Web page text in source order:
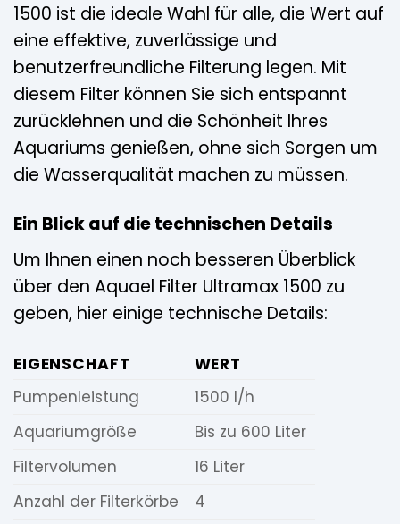
1500 ist die ideale Wahl für alle, die Wert auf
eine effektive, zuverlässige und
benutzerfreundliche Filterung legen. Mit
diesem Filter können Sie sich entspannt
zurücklehnen und die Schönheit Ihres
Aquariums genießen, ohne sich Sorgen um
die Wasserqualität machen zu müssen.
Ein Blick auf die technischen Details
Um Ihnen einen noch besseren Überblick
über den Aquael Filter Ultramax 1500 zu
geben, hier einige technische Details:
EIGENSCHAFT
WERT
Pumpenleistung
1500 l/h
Aquariumgröße
Bis zu 600 Liter
Filtervolumen
16 Liter
Anzahl der Filterkörbe
4